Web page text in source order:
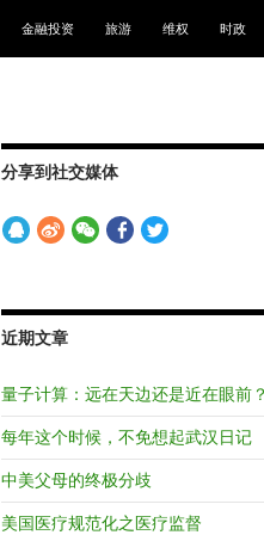
金融投资 旅游 维权 时政
分享到社交媒体
近期文章
量子计算：远在天边还是近在眼前？
每年这个时候，不免想起武汉日记
中美父母的终极分歧
美国医疗规范化之医疗监督